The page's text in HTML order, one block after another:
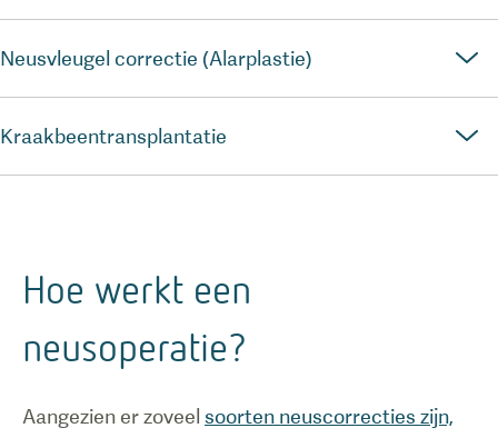
Neusvleugel correctie (Alarplastie)
Kraakbeentransplantatie
Hoe werkt een
neusoperatie?
Aangezien er zoveel soorten neuscorrecties zijn,